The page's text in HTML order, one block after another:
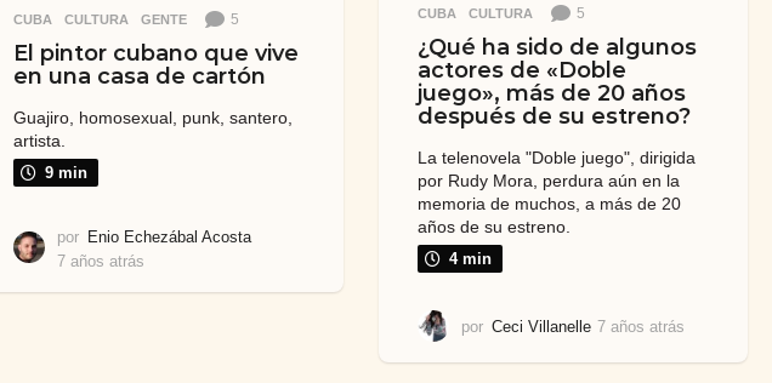
CUBA ,CULTURA 5
¿Qué ha sido de algunos
actores de «Doble
juego», más de 20 años
después de su estreno?
La telenovela "Doble juego", dirigida
por Rudy Mora, perdura aún en la
memoria de muchos, a más de 20
años de su estreno.
4 min
por Ceci Villanelle 7 años atrás
CUBA ,CULTURA ,GENTE 5
El pintor cubano que vive
en una casa de cartón
Guajiro, homosexual, punk, santero,
artista.
9 min
por Enio Echezábal Acosta
7 años atrás